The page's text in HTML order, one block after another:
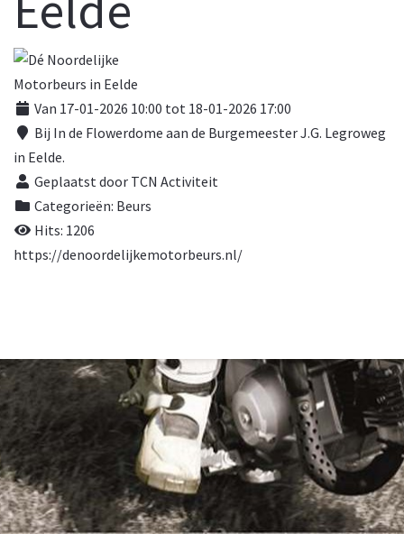
Van 17-01-2026 10:00 tot 18-01-2026 17:00
Bij In de Flowerdome aan de Burgemeester J.G. Legroweg
in Eelde.
Geplaatst door TCN Activiteit
Categorieën: Beurs
Hits: 1206
https://denoordelijkemotorbeurs.nl/